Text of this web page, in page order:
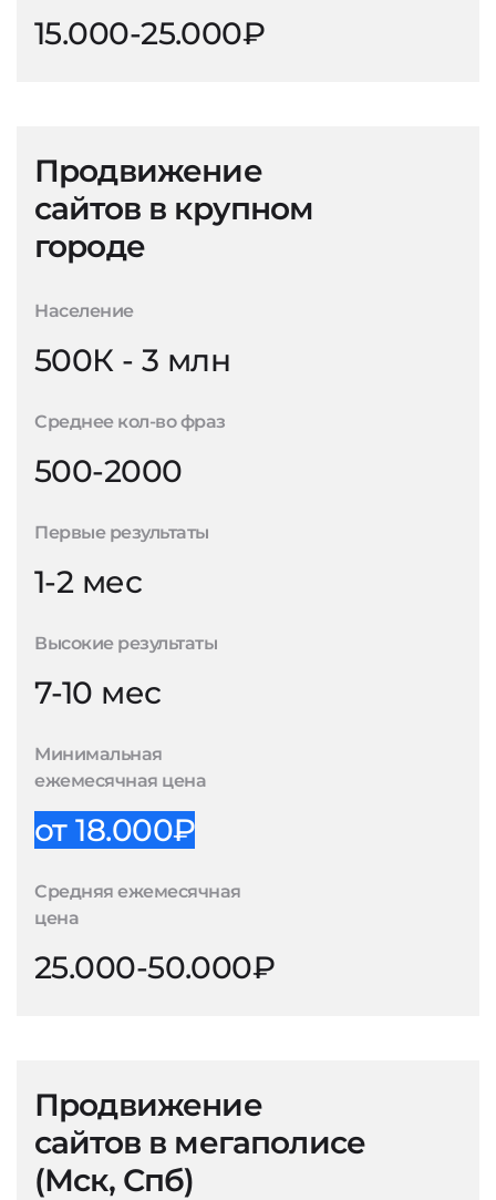
15.000-25.000₽
Продвижение
сайтов в крупном
городе
Население
500К - 3 млн
Среднее кол-во фраз
500-2000
Первые результаты
1-2 мес
Высокие результаты
7-10 мес
Минимальная
ежемесячная цена
от 18.000₽
Средняя ежемесячная
цена
25.000-50.000₽
Продвижение
сайтов в мегаполисе
(Мск, Спб)